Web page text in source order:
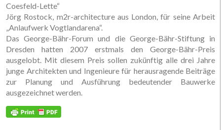
Coesfeld-Lette“
Jörg Rostock, m2r-architecture aus London, für seine Arbeit
„Anlaufwerk Vogtlandarena“.
Das George-Bähr-Forum und die George-Bähr-Stiftung in
Dresden hatten 2007 erstmals den George-Bähr-Preis
ausgelobt. Mit diesem Preis sollen zukünftig alle drei Jahre
junge Architekten und Ingenieure für herausragende Beiträge
zur Planung und Ausführung bedeutender Bauwerke
ausgezeichnet werden.